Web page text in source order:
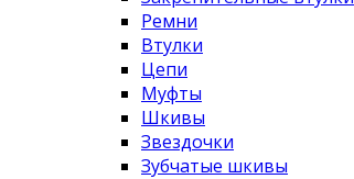
Ремни
Втулки
Цепи
Муфты
Шкивы
Звездочки
Зубчатые шкивы